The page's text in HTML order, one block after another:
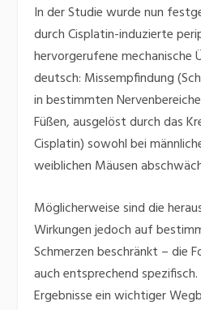
In der Studie wurde nun
durch Cisplatin-induzierte
hervorgerufene mechanische
deutsch: Missempfindung
in bestimmten
Füßen, ausgelöst durch das
Cisplatin) sowohl bei
weiblichen Mäusen
Möglicherweise sind die
Wirkungen jedoch auf
Schmerzen beschränkt – die
auch entsprechend
Ergebnisse ein wichtiger